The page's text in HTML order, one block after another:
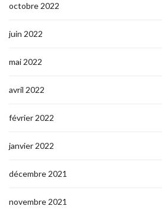
octobre 2022
juin 2022
mai 2022
avril 2022
février 2022
janvier 2022
décembre 2021
novembre 2021